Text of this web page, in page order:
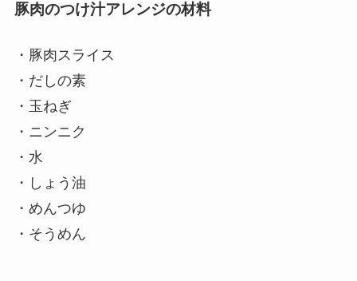
豚肉のつけ汁アレンジの材料
・豚肉スライス
・だしの素
・玉ねぎ
・ニンニク
・水
・しょう油
・めんつゆ
・そうめん